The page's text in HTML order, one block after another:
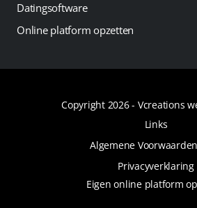
Datingsoftware
Online platform opzetten
Copyright 2026 - Vcreations
Links
Algemene
Privacyverklaring
Eigen online platform